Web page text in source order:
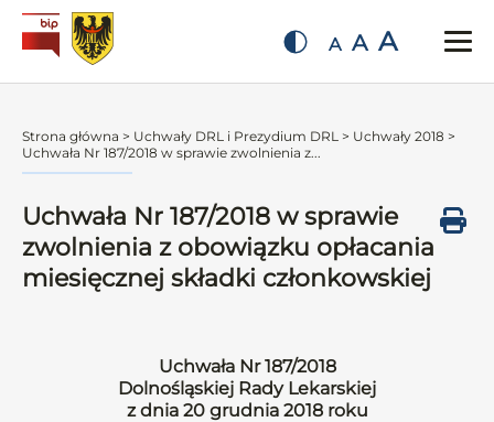
A A A
Strona główna > Uchwały DRL i Prezydium DRL > Uchwały 2018 >
Uchwała Nr 187/2018 w sprawie zwolnienia z...
Uchwała Nr 187/2018 w sprawie
zwolnienia z obowiązku opłacania
miesięcznej składki członkowskiej
Uchwała Nr 187/2018
Dolnośląskiej Rady Lekarskiej
z dnia 20 grudnia 2018 roku